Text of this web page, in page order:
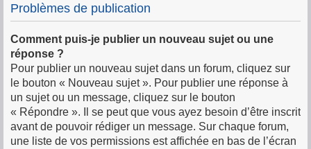
Problèmes de publication
Comment puis-je publier un nouveau sujet ou une
réponse ?
Pour publier un nouveau sujet dans un forum, cliquez sur
le bouton « Nouveau sujet ». Pour publier une réponse à
un sujet ou un message, cliquez sur le bouton
« Répondre ». Il se peut que vous ayez besoin d’être inscrit
avant de pouvoir rédiger un message. Sur chaque forum,
une liste de vos permissions est affichée en bas de l’écran